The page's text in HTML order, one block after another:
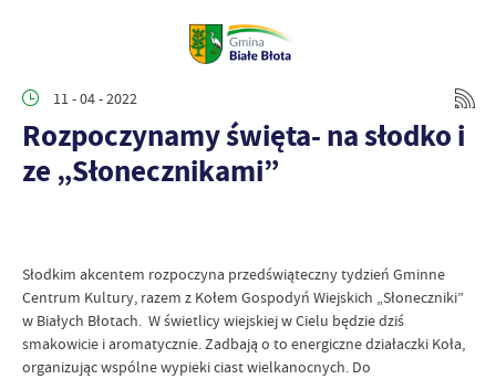
11 - 04 - 2022
Rozpoczynamy święta- na słodko i
ze „Słonecznikami”
Słodkim akcentem rozpoczyna przedświąteczny tydzień Gminne
Centrum Kultury, razem z Kołem Gospodyń Wiejskich „Słoneczniki”
w Białych Błotach. W świetlicy wiejskiej w Cielu będzie dziś
smakowicie i aromatycznie. Zadbają o to energiczne działaczki Koła,
organizując wspólne wypieki ciast wielkanocnych. Do